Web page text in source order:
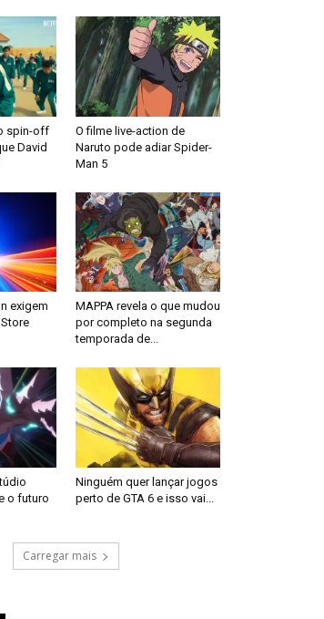
spin-off
David
O filme live-action de
Naruto pode adiar Spider-
Man 5
exigem
MAPPA revela o que mudou
por completo na segunda
temporada de...
o futuro
Ninguém quer lançar jogos
perto de GTA 6 e isso vai...
Carregar mais